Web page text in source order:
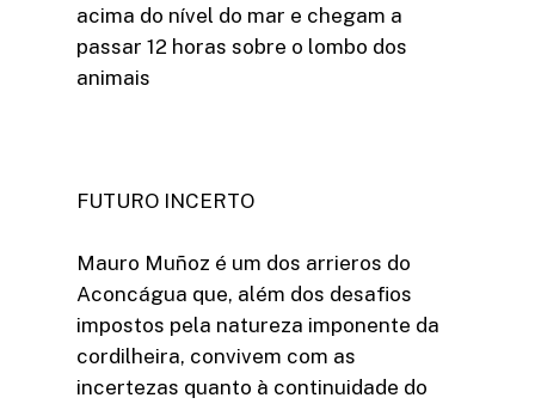
acima do nível do mar e chegam a
passar 12 horas sobre o lombo dos
animais
FUTURO INCERTO
Mauro Muñoz é um dos arrieros do
Aconcágua que, além dos desafios
impostos pela natureza imponente da
cordilheira, convivem com as
incertezas quanto à continuidade do